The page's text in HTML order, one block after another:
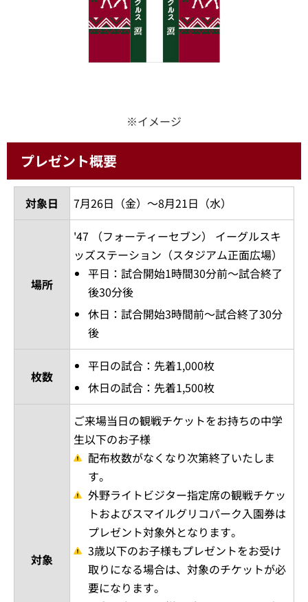
※イメージ
プレゼント概要
対象日 7月26日（金）～8月21日（水）
場所
'47 （フォーティーセブン） イーグルスキ
ッズステーション（スタジアム正面広場）
平日：試合開始1時間30分前～試合終了
後30分後
休日：試合開始3時間前～試合終了30分
後
枚数
平日の試合：先着1,000枚
休日の試合：先着1,500枚
対象
ご来場当日の観戦チケットをお持ちの中学
生以下のお子様
配布枚数がなくなり次第終了いたしま
す。
外野ライトビジター指定席の観戦チケッ
トおよびスマイルグリコパーク入園券は
プレゼント対象外となります。
3歳以下のお子様もプレゼントをお受け
取りになる場合は、対象のチケットが必
要になります。